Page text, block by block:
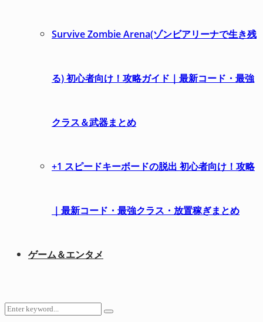
Survive Zombie Arena(ゾンビアリーナで生き残
る) 初心者向け！攻略ガイド｜最新コード・最強
クラス＆武器まとめ
+1 スピードキーボードの脱出 初心者向け！攻略
｜最新コード・最強クラス・放置稼ぎまとめ
ゲーム＆エンタメ
Search
Search